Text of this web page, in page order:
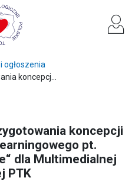
ogłoszenia
koncepcj...
koncepcji
pt.
dla Multimedialnej
PTK